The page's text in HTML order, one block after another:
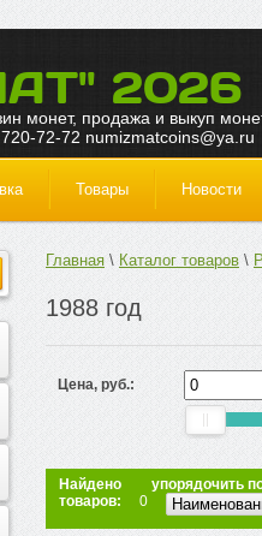
2026
монет, продажа и выкуп
72-72 numizmatcoins@ya.ru
Товары Новости
Главная Каталог товаров
1988 год
Цена, руб.
Найдено
товаров:
0
упорядочить